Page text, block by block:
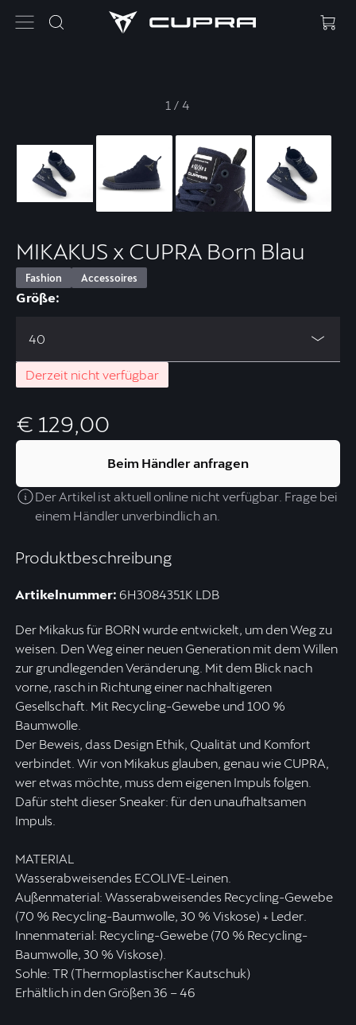
1 /4
Produktbeschreibung
Artikelnummer: 6H3084351K LDB
Der Mikakus für BORN wurde entwickelt, um den Weg zu
weisen. Den Weg einer neuen Generation mit dem Willen
zur grundlegenden Veränderung. Mit dem Blick nach
vorne, rasch in Richtung einer nachhaltigeren
Gesellschaft. Mit Recycling-Gewebe und 100 %
Baumwolle.
Der Beweis, dass Design Ethik, Qualität und Komfort
verbindet. Wir von Mikakus glauben, genau wie CUPRA,
wer etwas möchte, muss dem eigenen Impuls folgen.
Dafür steht dieser Sneaker: für den unaufhaltsamen
Impuls.
MATERIAL
Wasserabweisendes ECOLIVE-Leinen.
Außenmaterial: Wasserabweisendes Recycling-Gewebe
(70 % Recycling-Baumwolle, 30 % Viskose) + Leder.
Innenmaterial: Recycling-Gewebe (70 % Recycling-
Baumwolle, 30 % Viskose).
Sohle: TR (Thermoplastischer Kautschuk)
Erhältlich in den Größen 36 – 46
MIKAKUS x CUPRA Born Blau
Fashion Accessoires
Größe:
40
Derzeit nicht verfügbar
€ 129,00
Beim Händler anfragen
Der Artikel ist aktuell online nicht verfügbar. Frage bei
einem Händler unverbindlich an.